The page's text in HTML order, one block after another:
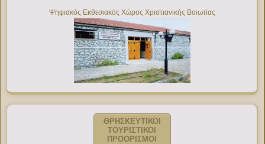
Ψηφιακός Εκθεσιακός Χώρος Χριστιανικής Βοιωτίας
ΘΡΗΣΚΕΥΤΙΚΟΙ
ΤΟΥΡΙΣΤΙΚΟΙ
ΠΡΟΟΡΙΣΜΟΙ